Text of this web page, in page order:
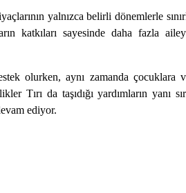
yalnızca belirli dönemlerle
katkıları sayesinde daha fazla
olurken, aynı zamanda çocuklara
Tırı da taşıdığı yardımların yanı
ediyor.